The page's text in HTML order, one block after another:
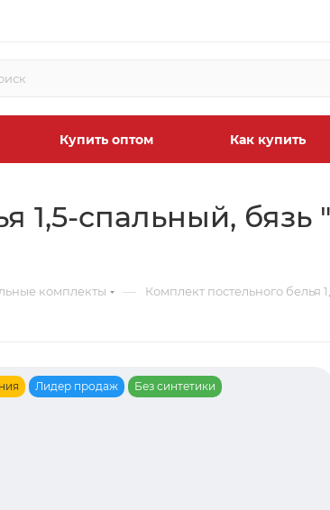
Купить оптом Как купить
1,5-спальный,
комплекты — Комплект постельного белья
Лидер продаж Без синтетики